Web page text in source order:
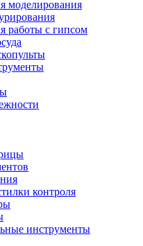
моделирования
работы с гипсом
контроля
инструменты